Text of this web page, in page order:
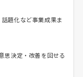
題化など事業成果ま
思決定・改善を回せる